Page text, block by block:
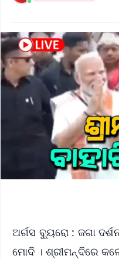
Argus
Argus
ଅର୍ଗସ ବ୍ୟୁରୋ : ଜଗା
ମୋଦି । ଶ୍ରୀମନ୍ଦିରେ